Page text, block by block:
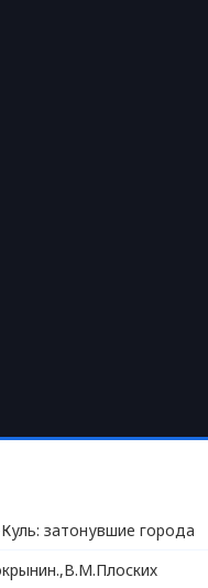
затонувшие города